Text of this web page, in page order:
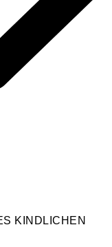
KINDLICHEN